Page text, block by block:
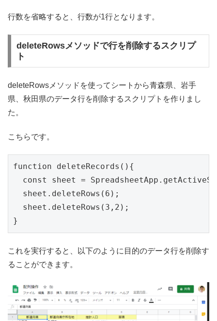
行数を省略すると、行数が1行となります。
deleteRowsメソッドで行を削除するスクリプ
ト
deleteRowsメソッドを使ってシートから青森県、岩手
県、秋田県のデータ行を削除するスクリプトを作りまし
た。
こちらです。
function deleteRecords(){
const sheet =
  sheet.deleteRows(6);
  sheet.deleteRows(3,2);
これを実行すると、以下のように目的のデータ行を削除す
ることができます。